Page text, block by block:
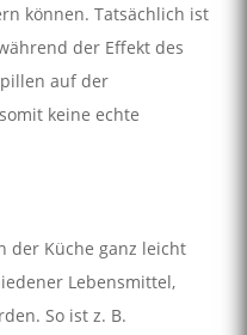
können. Tatsächlich ist
der Effekt des
auf der
keine echte
der Küche ganz leicht
Lebensmittel,
So ist z. B.